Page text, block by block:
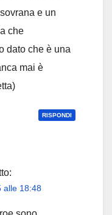
e un
che
dato che è una
mai è
RISPONDI
alle 18:48